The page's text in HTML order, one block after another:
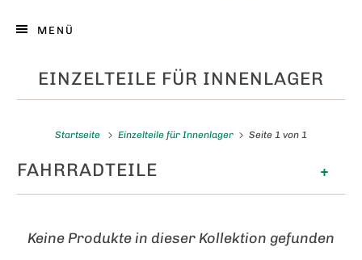
MENÜ
EINZELTEILE FÜR INNENLAGER
Startseite Einzelteile für Innenlager Seite 1 von 1
+
FAHRRADTEILE
Keine Produkte in dieser Kollektion gefunden